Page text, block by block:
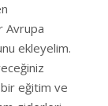
Avrupa
ekleyelim.
eğitim ve